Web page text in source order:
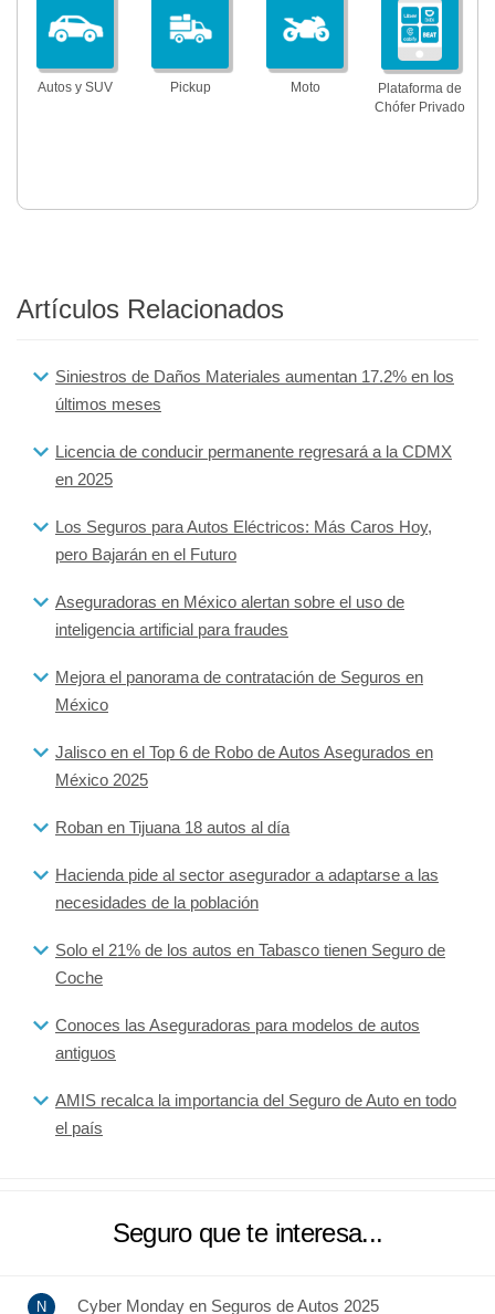
Autos y SUV Pickup Moto
Plataforma de
Chófer Privado
Artículos Relacionados
Siniestros de Daños Materiales aumentan 17.2% en los
últimos meses
Licencia de conducir permanente regresará a la CDMX
en 2025
Los Seguros para Autos Eléctricos: Más Caros Hoy,
pero Bajarán en el Futuro
Aseguradoras en México alertan sobre el uso de
inteligencia artificial para fraudes
Mejora el panorama de contratación de Seguros en
México
Jalisco en el Top 6 de Robo de Autos Asegurados en
México 2025
Roban en Tijuana 18 autos al día
Hacienda pide al sector asegurador a adaptarse a las
necesidades de la población
Solo el 21% de los autos en Tabasco tienen Seguro de
Coche
Conoces las Aseguradoras para modelos de autos
antiguos
AMIS recalca la importancia del Seguro de Auto en todo
el país
Seguro que te interesa...
Cyber Monday en Seguros de Autos 2025